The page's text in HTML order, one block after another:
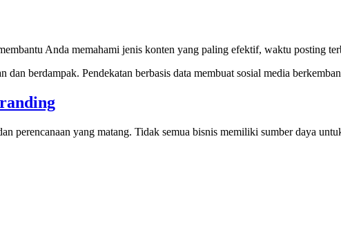
Anda memahami jenis konten yang paling efektif, waktu posting
berdampak. Pendekatan berbasis data membuat sosial media
perencanaan yang matang. Tidak semua bisnis memiliki sumber daya